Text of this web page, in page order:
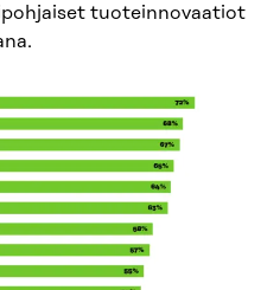
tuoteinnovaatiot